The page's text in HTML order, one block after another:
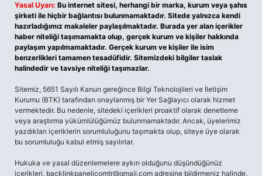
Yasal Uyarı: Bu internet sitesi, herhangi bir marka, kurum veya şahıs
şirketi ile hiçbir bağlantısı bulunmamaktadır. Sitede yalnızca kendi
hazırladığımız makaleler paylaşılmaktadır. Burada yer alan içerikler
haber niteliği taşımamakta olup, gerçek kurum ve kişiler hakkında
paylaşım yapılmamaktadır. Gerçek kurum ve kişiler ile isim
benzerlikleri tamamen tesadüfidir. Sitemizdeki bilgiler taslak
halindedir ve tavsiye niteliği taşımazlar.
Sitemiz, 5651 Sayılı Kanun gereğince Bilgi Teknolojileri ve İletişim
Kurumu (BTK) tarafından onaylanmış bir Yer Sağlayıcı olarak hizmet
vermektedir. Bu nedenle, sitedeki içerikleri proaktif olarak denetleme
veya araştırma yükümlülüğümüz bulunmamaktadır. Ancak, üyelerimiz
yazdıkları içeriklerin sorumluluğunu taşımakta olup, siteye üye olarak
bu sorumluluğu kabul etmiş sayılırlar.
Hukuka ve yasal düzenlemelere aykırı olduğunu düşündüğünüz
içerikleri, backlinkpanelicomtr@gmail.com adresine bildirmeniz halinde,